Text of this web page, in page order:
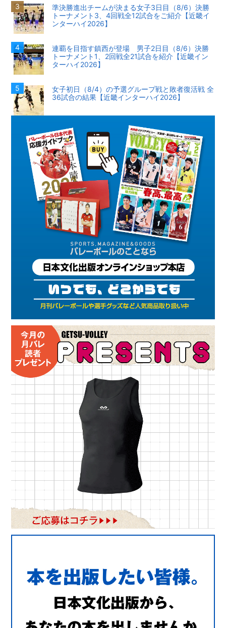
準決勝進出チームが決まる女子3日目（8/6）決勝
トーナメント3、4回戦全12試合をご紹介【近畿イ
ンターハイ2026】
連覇を目指す鎮西が登場 男子2日目（8/6）決勝
トーナメント1、2回戦全21試合を紹介【近畿イン
ターハイ2026】
女子初日（8/4）の予選グループ戦と敗者復活戦 全
36試合の結果【近畿インターハイ2026】